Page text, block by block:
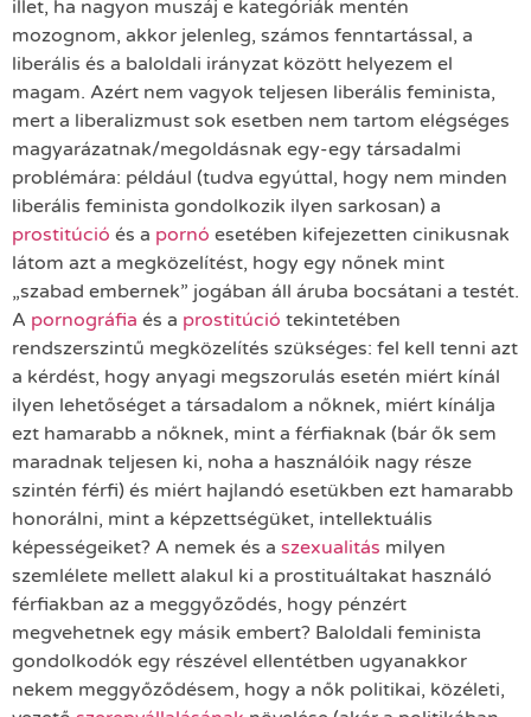
illet, ha nagyon muszáj e kategóriák mentén
mozognom, akkor jelenleg, számos fenntartással, a
liberális és a baloldali irányzat között helyezem el
magam. Azért nem vagyok teljesen liberális feminista,
mert a liberalizmust sok esetben nem tartom elégséges
magyarázatnak/megoldásnak egy-egy társadalmi
problémára: például (tudva egyúttal, hogy nem minden
liberális feminista gondolkozik ilyen sarkosan) a
prostitúció és a pornó esetében kifejezetten cinikusnak
látom azt a megközelítést, hogy egy nőnek mint
„szabad embernek” jogában áll áruba bocsátani a testét.
A pornográfia és a prostitúció tekintetében
rendszerszintű megközelítés szükséges: fel kell tenni azt
a kérdést, hogy anyagi megszorulás esetén miért kínál
ilyen lehetőséget a társadalom a nőknek, miért kínálja
ezt hamarabb a nőknek, mint a férfiaknak (bár ők sem
maradnak teljesen ki, noha a használóik nagy része
szintén férfi) és miért hajlandó esetükben ezt hamarabb
honorálni, mint a képzettségüket, intellektuális
képességeiket? A nemek és a szexualitás milyen
szemlélete mellett alakul ki a prostituáltakat használó
férfiakban az a meggyőződés, hogy pénzért
megvehetnek egy másik embert? Baloldali feminista
gondolkodók egy részével ellentétben ugyanakkor
nekem meggyőződésem, hogy a nők politikai, közéleti,